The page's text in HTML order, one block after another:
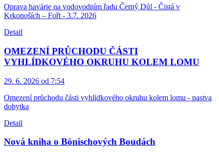
Oprava havárie na vodovodním řadu Černý Důl - Čistá v
Krkonoších – Fořt - 3.7. 2026
Detail
OMEZENÍ PRŮCHODU ČÁSTI
VYHLÍDKOVÉHO OKRUHU KOLEM LOMU
29. 6. 2026 od 7:54
Omezení průchodu části vyhlídkového okruhu kolem lomu - pastva
dobytka
Detail
Nová kniha o Bönischových Boudách